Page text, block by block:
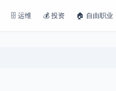
🗄️ 运维 💰 投资 🏠 自由职业